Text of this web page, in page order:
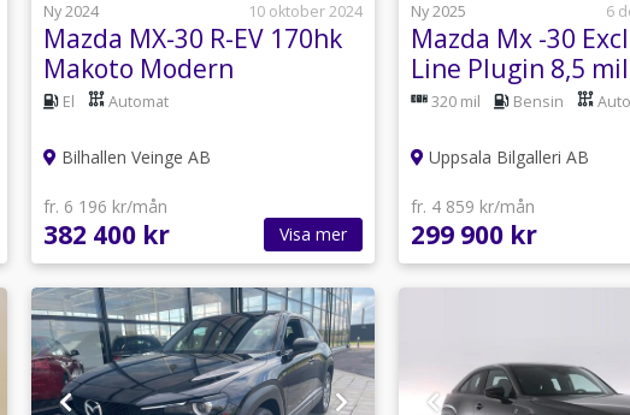
Ny 2024
10 oktober 2024
Mazda MX-30 R-EV 170hk
Makoto Modern
Confidence Laddhybrid
El Automat
Bilhallen Veinge AB
fr. 6 196 kr/mån
382 400 kr Visa mer
Ny 2025
6
Mazda Mx -30
Line Plugin 8,5
320 mil Bensin
Uppsala Bilgalleri AB
fr. 4 859 kr/mån
299 900 kr